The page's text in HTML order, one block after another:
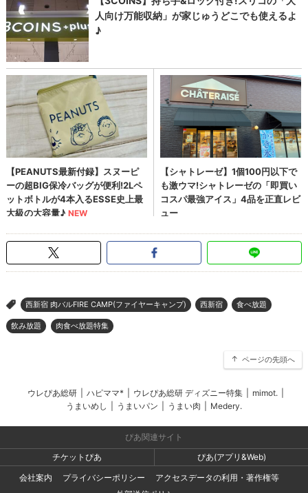
> 西新宿 肉バルFIRE CAMP(ファイヤーキャンプ) 西新宿 食べ放題
飲み放題 肉食べ放題特集
ページの先頭へ
ウレぴあ総研 ハピママ* ウレぴあ総研 ディズニー特集 mimot.
うまいめし
うまいパン うまい肉 Medery.
ぴあ関連サイト
チケットぴあ
ぴあ(アプリ&Web)
会社案内
プライバシーポリシー
アクセスデータの利用・著作権等